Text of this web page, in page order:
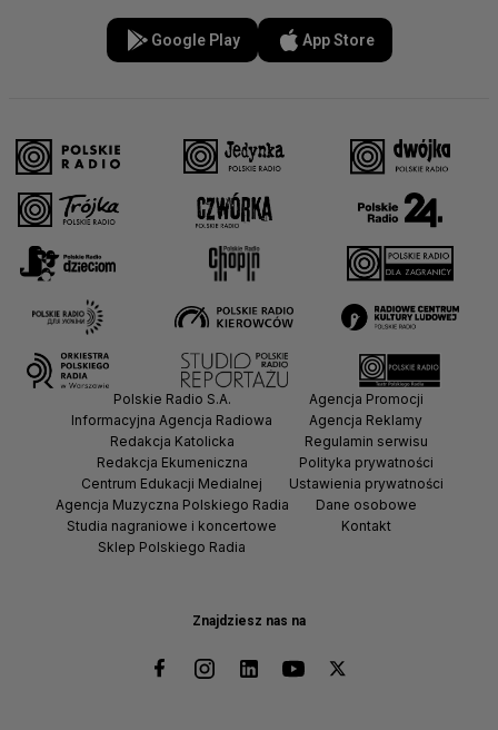
Google Play App Store
Znajdziesz nas na
Polskie Radio S.A.
Informacyjna Agencja Radiowa
Redakcja Katolicka
Redakcja Ekumeniczna
Centrum Edukacji Medialnej
Agencja Muzyczna Polskiego Radia
Studia nagraniowe i koncertowe
Sklep Polskiego Radia
Agencja Promocji
Agencja Reklamy
Regulamin serwisu
Polityka prywatności
Ustawienia prywatności
Dane osobowe
Kontakt